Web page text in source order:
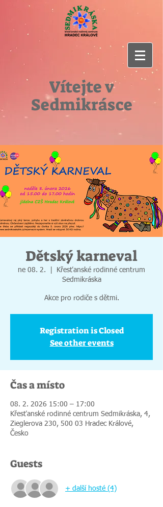
Vítejte v
Sedmikrásce
Dětský karneval
ne 08. 2.
Křesťanské rodinné centrum
Sedmikráska
Akce pro rodiče s dětmi.
Registration is Closed
See other events
Čas a místo
08. 2. 2026 15:00 – 17:00
Křesťanské rodinné centrum Sedmikráska, 4,
Zieglerova 230, 500 03 Hradec Králové,
Česko
Guests
+ další hosté (4)